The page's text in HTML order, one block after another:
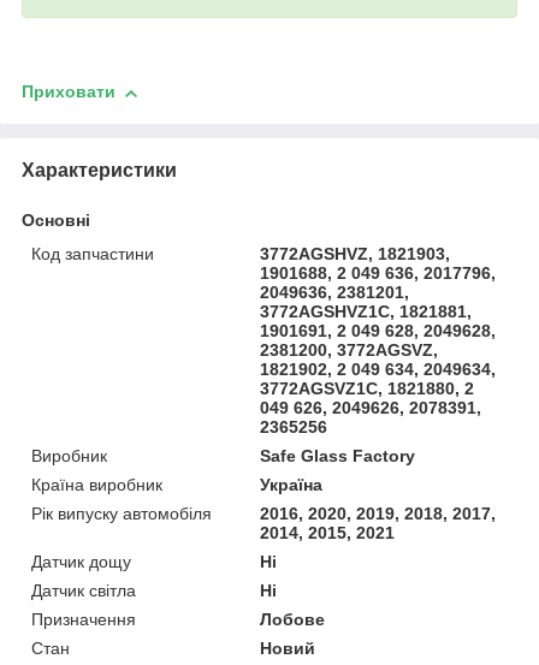
Приховати
Характеристики
Основні
Код запчастини
3772AGSHVZ, 1821903,
1901688, 2 049 636, 2017796,
2049636, 2381201,
3772AGSHVZ1C, 1821881,
1901691, 2 049 628, 2049628,
2381200, 3772AGSVZ,
1821902, 2 049 634, 2049634,
3772AGSVZ1C, 1821880, 2
049 626, 2049626, 2078391,
2365256
Виробник
Safe Glass Factory
Країна виробник
Україна
Рік випуску автомобіля
2016, 2020, 2019, 2018, 2017,
2014, 2015, 2021
Датчик дощу
Ні
Датчик світла
Ні
Призначення
Лобове
Стан
Новий